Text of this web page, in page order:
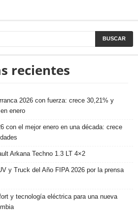
recientes
2026 con fuerza: crece 30,21% y
enero
con el mejor enero en una década: crece
Arkana Techno 1.3 LT 4×2
y Truck del Año FIPA 2026 por la prensa
y tecnología eléctrica para una nueva